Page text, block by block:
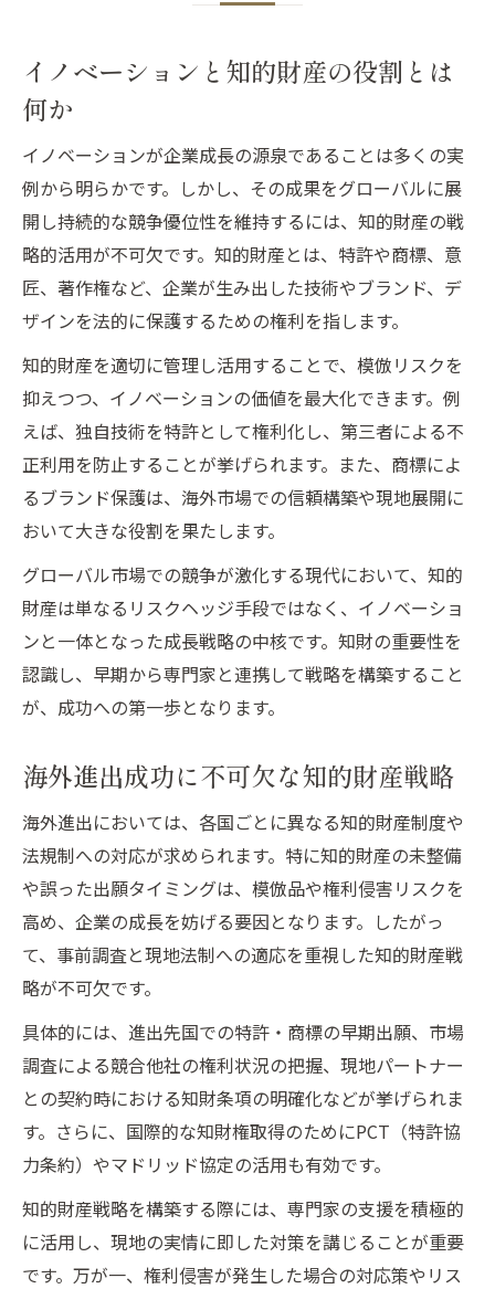
イノベーション企業が取る海外市場対策
知的財産活用で差別化する海外進出の秘訣
海外進出に不可欠なイノベーションの極意
海外進出を成功に導くイノベーション思考
知的財産活用がもたらす成長機会の発見
イノベーション推進と知的財産保護の両立
グローバル市場で勝つイノベーション戦略
海外進出企業が考える知的財産活用法
知的財産を守る海外展開の実践ポイント
海外進出時に重要な知的財産保護の基本
イノベーション企業が直面するリスク管理
術
知的財産侵害を防ぐための海外進出対策
海外市場で失敗しない知的財産の守り方
イノベーション推進企業の知財リスク回避
策
イノベーション推進と知財活用の成功要因
イノベーション加速に不可欠な知的財産活
用
知的財産活用が海外成功を支える理由
海外市場で活躍する企業の知財運用術
イノベーション推進のための知財マネジメ
競争力を高める海外市場知財活用術
イノベーションで海外市場競争力を強化す
る
知的財産活用が市場シェア拡大の鍵となる
海外進出時に最適な知財戦略の考え方
競争優位を築く知的財産活用の具体策
イノベーション推進企業の海外市場対応法
イノベーションと知的財産の役割とは
何か
イノベーションが企業成長の源泉であることは多くの実
例から明らかです。しかし、その成果をグローバルに展
開し持続的な競争優位性を維持するには、知的財産の戦
略的活用が不可欠です。知的財産とは、特許や商標、意
匠、著作権など、企業が生み出した技術やブランド、デ
ザインを法的に保護するための権利を指します。
知的財産を適切に管理し活用することで、模倣リスクを
抑えつつ、イノベーションの価値を最大化できます。例
えば、独自技術を特許として権利化し、第三者による不
正利用を防止することが挙げられます。また、商標によ
るブランド保護は、海外市場での信頼構築や現地展開に
おいて大きな役割を果たします。
グローバル市場での競争が激化する現代において、知的
財産は単なるリスクヘッジ手段ではなく、イノベーショ
ンと一体となった成長戦略の中核です。知財の重要性を
認識し、早期から専門家と連携して戦略を構築すること
が、成功への第一歩となります。
海外進出成功に不可欠な知的財産戦略
海外進出においては、各国ごとに異なる知的財産制度や
法規制への対応が求められます。特に知的財産の未整備
や誤った出願タイミングは、模倣品や権利侵害リスクを
高め、企業の成長を妨げる要因となります。したがっ
て、事前調査と現地法制への適応を重視した知的財産戦
略が不可欠です。
具体的には、進出先国での特許・商標の早期出願、市場
調査による競合他社の権利状況の把握、現地パートナー
との契約時における知財条項の明確化などが挙げられま
す。さらに、国際的な知財権取得のためにPCT（特許協
力条約）やマドリッド協定の活用も有効です。
知的財産戦略を構築する際には、専門家の支援を積極的
に活用し、現地の実情に即した対策を講じることが重要
です。万が一、権利侵害が発生した場合の対応策やリス